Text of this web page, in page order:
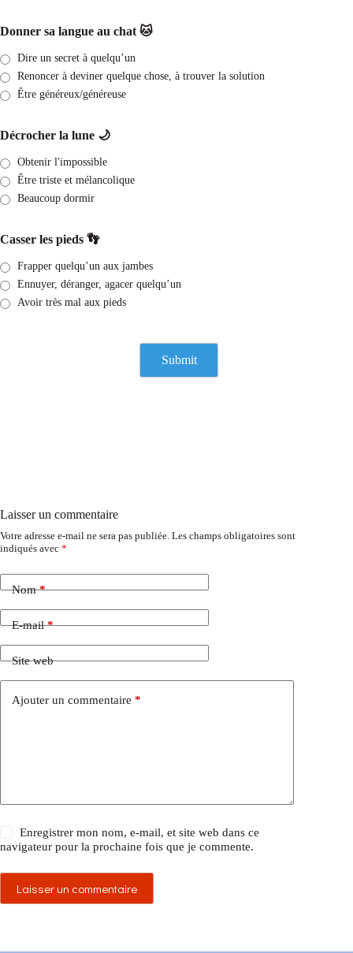
Donner sa langue au chat 🐱
Dire un secret à quelqu’un
Renoncer à deviner quelque chose, à trouver la solution
Être généreux/généreuse
Décrocher la lune 🌙
Obtenir l'impossible
Être triste et mélancolique
Beaucoup dormir
Casser les pieds 👣
Frapper quelqu’un aux jambes
Ennuyer, déranger, agacer quelqu’un
Avoir très mal aux pieds
Laisser un commentaire
Votre adresse e-mail ne sera pas publiée. Les champs obligatoires sont
indiqués avec *
Nom*
E-mail*
Site web
Ajouter un commentaire *
Enregistrer mon nom, e-mail, et site web dans ce
navigateur pour la prochaine fois que je commente.
Laisser un commentaire